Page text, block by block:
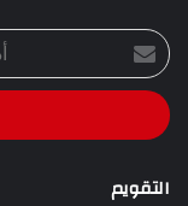
أدخل
بريدك
الإلكتروني
التقويم